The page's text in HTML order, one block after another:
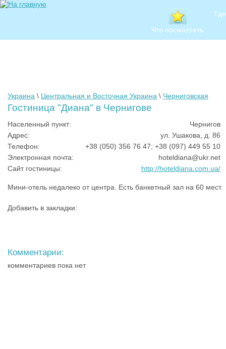
Что посмотреть
Украина \ Центральная и Восточная Украина \ Черниговская
Гостиница "Диана" в Чернигове
Населенный пункт:
Чернигов
Адрес:
ул. Ушакова, д. 86
Телефон:
+38 (050) 356 76 47; +38 (097) 449 55 10
Электронная почта:
hoteldiana@ukr.net
Сайт гостиницы:
http://hoteldiana.com.ua/
Мини-отель недалеко от центра. Есть банкетный зал на 60 мест.
Добавить в закладки:
Комментарии:
комментариев пока нет